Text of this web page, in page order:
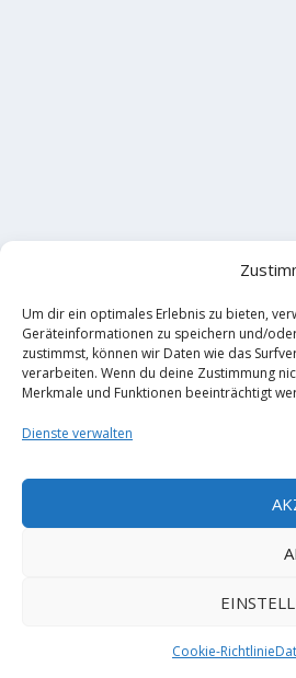
Um dir ein optimales Erlebnis zu bieten,
Geräteinformationen zu speichern und/
zustimmst, können wir Daten wie das
verarbeiten. Wenn du deine Zustimmung
Merkmale und Funktionen beeinträchtigt
Dienste verwalten
Cookie-Richtlinie